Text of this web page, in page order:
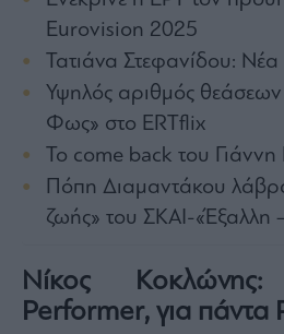
you
agree
Terms
Privacy
Notice.
out
time.
site
reCAPTCHA
and
the
Google
Privacy
Eurovision 2025
Τατιάνα Στεφανίδου: Νέα
Υψηλός αριθμός θεάσεων
Φως» στο ERTflix
Το come back του
Πόπη Διαμαντάκου
ζωής» του ΣΚΑΙ-«Έξαλλη
Νίκος
Performer, για πάντα